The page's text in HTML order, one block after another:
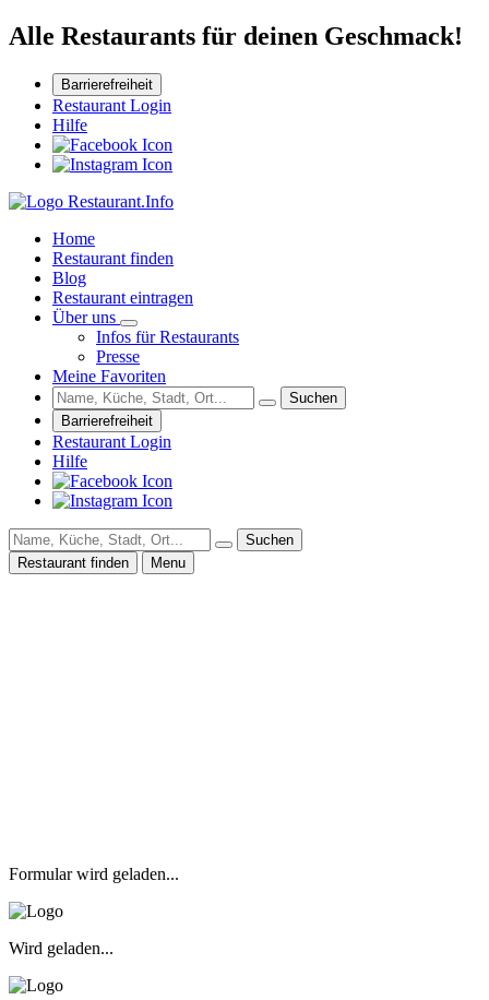
Alle Restaurants für deinen Geschmack!
Barrierefreiheit
Restaurant Login
Hilfe
Home
Restaurant finden
Blog
Restaurant eintragen
Über uns
Infos für Restaurants
Presse
Meine Favoriten
Suchen
Barrierefreiheit
Restaurant Login
Hilfe
Suchen
Restaurant finden
Menu
Formular wird geladen...
Wird geladen...